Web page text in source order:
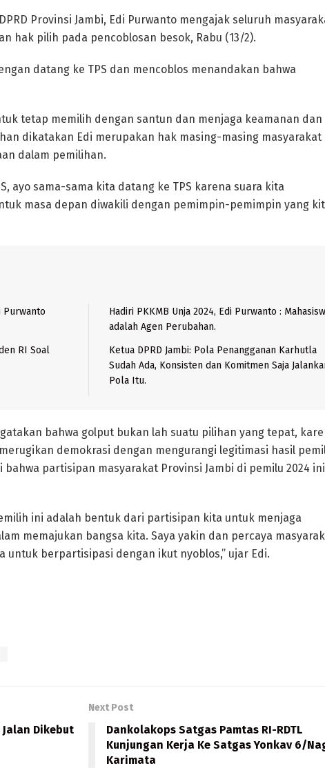
Provinsi Jambi, Edi Purwanto mengajak seluruh
hak pilih pada pencoblosan besok, Rabu (13/2).
datang ke TPS dan mencoblos menandakan bahwa
tetap memilih dengan santun dan menjaga keamanan dan
dikatakan Edi merupakan hak masing-masing masyarakat
dalam pemilihan.
ayo sama-sama kita datang ke TPS karena suara kita
masa depan diwakili dengan pemimpin-pemimpin yang
Purwanto
RI Soal
Hadiri PKKMB Unja 2024, Edi Purwanto :
adalah Agen Perubahan.
Ketua DPRD Jambi: Pola Penangganan Karhutla
Sudah Ada, Konsisten dan Komitmen Saja
Pola Itu.
bahwa golput bukan lah suatu pilihan yang tepat,
demokrasi dengan mengurangi legitimasi hasil
bahwa partisipan masyarakat Provinsi Jambi di pemilu 2024 ini
ini adalah bentuk dari partisipan kita untuk menjaga
memajukan bangsa kita. Saya yakin dan percaya
untuk berpartisipasi dengan ikut nyoblos,” ujar Edi.
Jalan Dikebut
Next Post
Dankolakops Satgas Pamtas RI-RDTL
Kunjungan Kerja Ke Satgas Yonkav 6/
Karimata